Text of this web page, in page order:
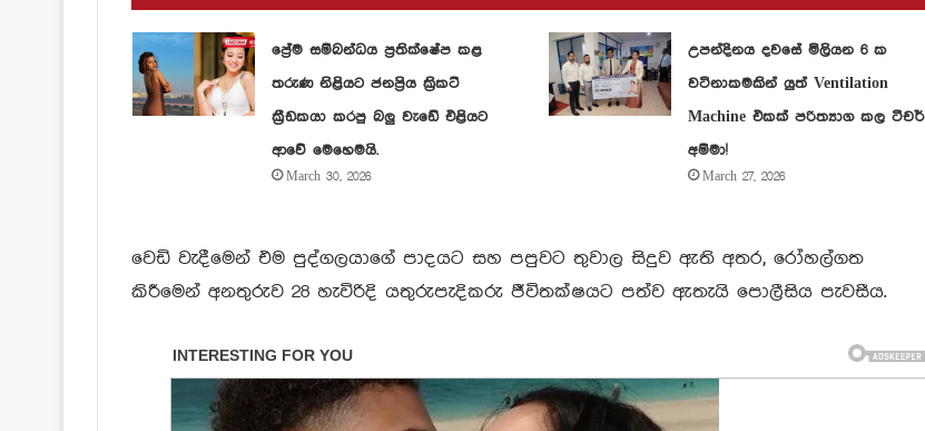
ප්‍රේම සම්බන්ධය ප්‍රතික්ෂේප කළ
තරුණ නිළියට ජනප්‍රිය ක්‍රිකට්
ක්‍රීඩකයා කරපු බලු වැඩේ එළියට
ආවේ මෙහෙමයි.
March 30, 2026
උපන්දිනය දවසේ මිලියන 6 ක
වටිනාකමකින් යුත් Ventilation
Machine එකක් පරිත්‍යාග කල ටීචර්
අම්මා!
March 27, 2026
වෙඩි වැදීමෙන් එම පුද්ගලයාගේ පාදයට සහ පපුවට තුවාල සිදුව ඇති අතර, රෝහල්ගත
කිරීමෙන් අනතුරුව 28 හැවිරිදි යතුරුපැදිකරු ජීවිතක්ෂයට පත්ව ඇතැයි පොලීසිය පැවසීය.